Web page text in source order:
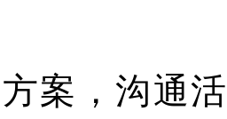
案，沟通